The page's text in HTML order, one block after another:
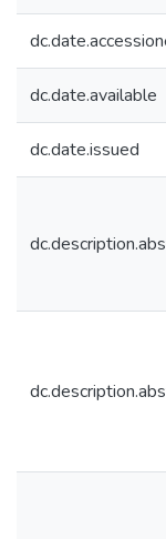
dc.date.available
dc.date.issued